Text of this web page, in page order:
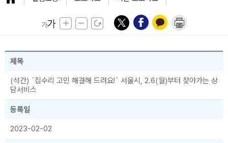
제목
(석간) `집수리 고민 해결해 드려요!` 서울시, 2.6(월)부터 찾아가는 상
담서비스
등록일
2023-02-02